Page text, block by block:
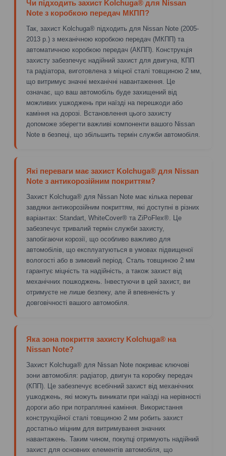
Чи підходить захист Kolchuga® для Nissan
Note з коробкою передач МКПП?
Так, захист Kolchuga® підходить для Nissan Note (2005-
2013 р.) з механічною коробкою передач (МКПП) та
автоматичною коробкою передач (АКПП). Конструкція
захисту забезпечує надійний захист для двигуна, КПП
та радіатора, виготовлена з міцної сталі товщиною 2 мм,
що витримує значні механічні навантаження. Це
означає, що ваш автомобіль буде захищений від
можливих ушкоджень при наїзді на перешкоди або
каміння на дорозі. Встановлення цього захисту
допоможе зберегти важливі компоненти вашого Nissan
Note в безпеці, що збільшить термін служби автомобіля.
Які переваги має захист Kolchuga® для Nissan
Note з антикорозійним покриттям?
Захист Kolchuga® для Nissan Note має кілька переваг
завдяки антикорозійним покриттям, які доступні в різних
варіантах: Standart, WhiteCover® та ZiPoFlex®. Це
забезпечує тривалий термін служби захисту,
запобігаючи корозії, що особливо важливо для
автомобілів, що експлуатуються в умовах підвищеної
вологості або в зимовий період. Сталь товщиною 2 мм
гарантує міцність та надійність, а також захист від
механічних пошкоджень. Інвестуючи в цей захист, ви
отримуєте не лише безпеку, але й впевненість у
довговічності вашого автомобіля.
Яка зона покриття захисту Kolchuga® на
Nissan Note?
Захист Kolchuga® для Nissan Note покриває ключові
зони автомобіля: радіатор, двигун та коробку передач
(КПП). Це забезпечує всебічний захист від механічних
ушкоджень, які можуть виникати при наїзді на нерівності
дороги або при потраплянні каміння. Використання
конструкційної сталі товщиною 2 мм робить захист
достатньо міцним для витримування значних
навантажень. Таким чином, покупці отримують надійний
захист для основних елементів автомобіля, що